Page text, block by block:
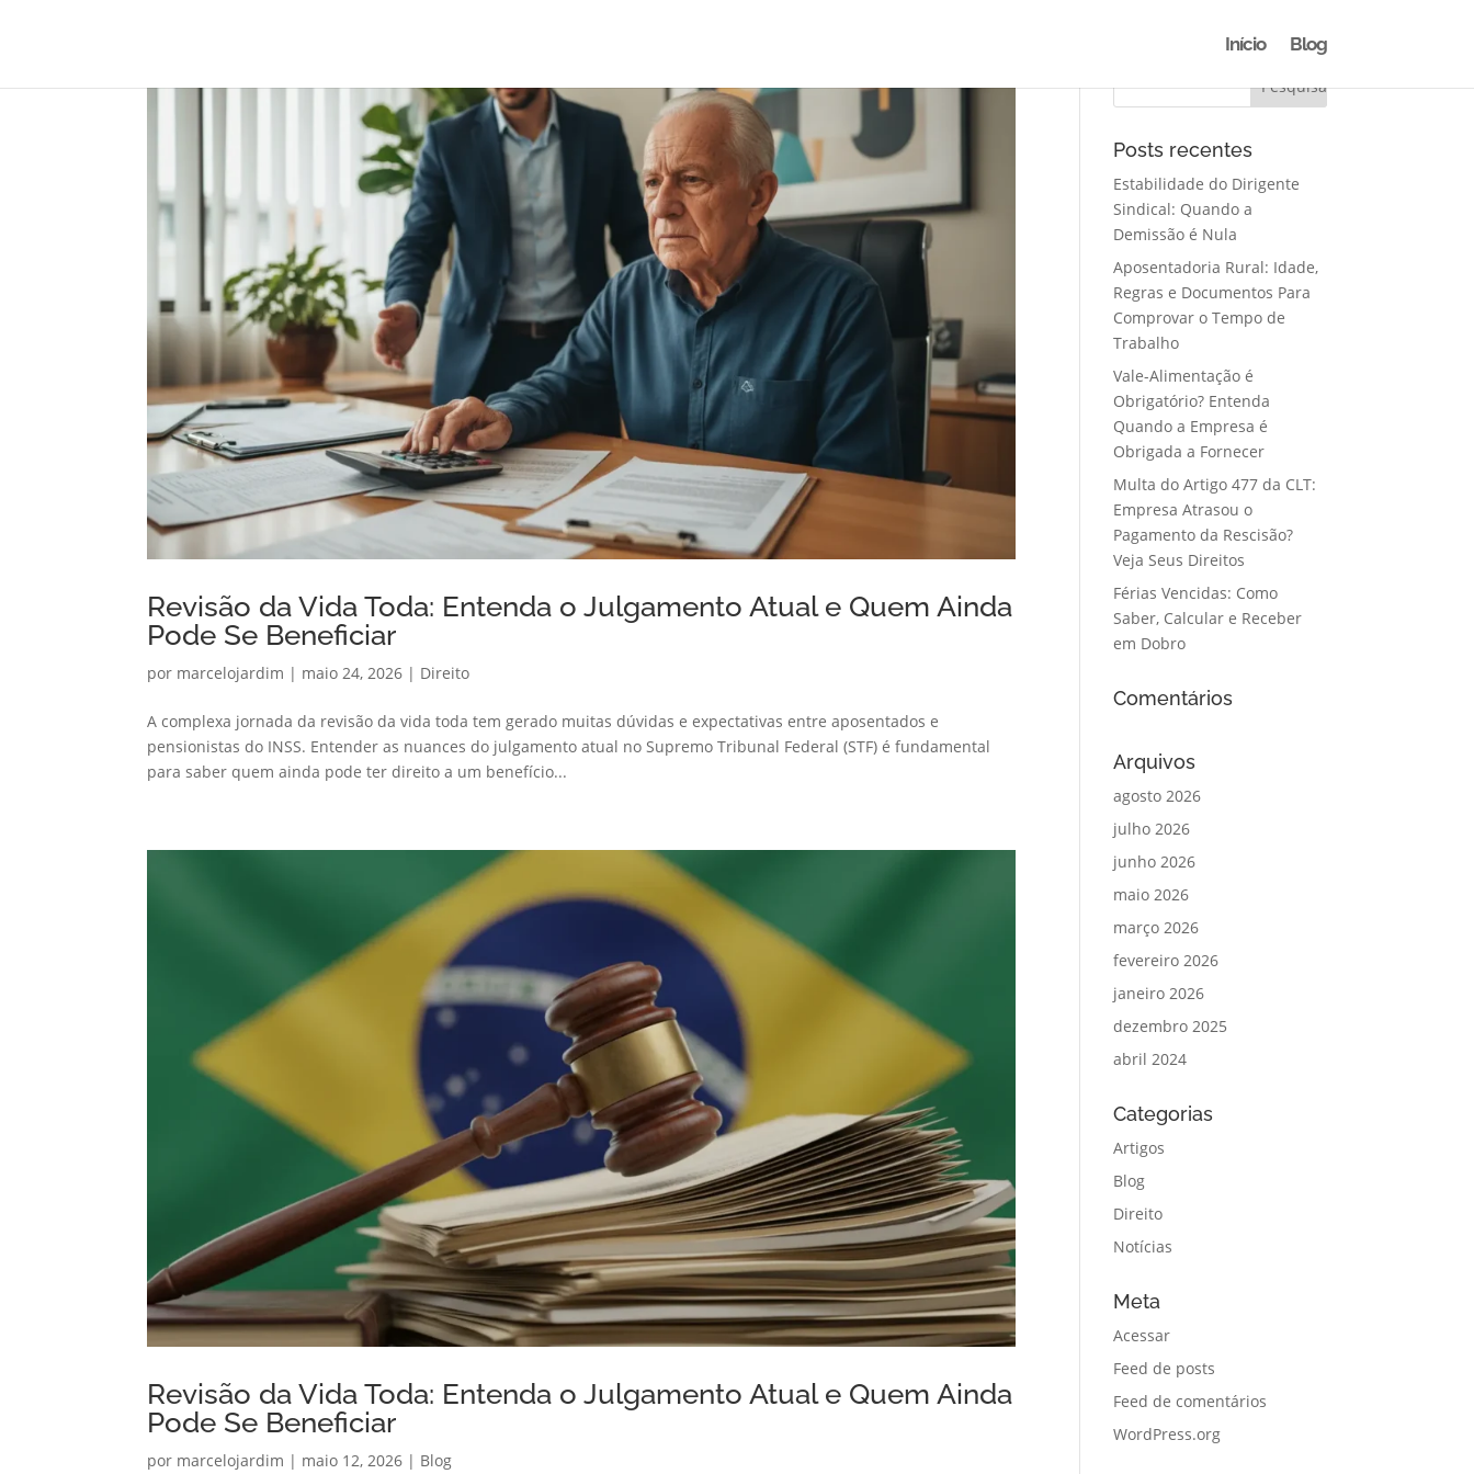
Início Blog
Revisão da Vida Toda: Entenda o Julgamento Atual e Quem Ainda
Pode Se Beneficiar
por marcelojardim | maio 24, 2026 | Direito
A complexa jornada da revisão da vida toda tem gerado muitas dúvidas e expectativas entre aposentados e
pensionistas do INSS. Entender as nuances do julgamento atual no Supremo Tribunal Federal (STF) é fundamental
para saber quem ainda pode ter direito a um benefício...
Revisão da Vida Toda: Entenda o Julgamento Atual e Quem Ainda
Pode Se Beneficiar
por marcelojardim | maio 12, 2026 | Blog
Posts recentes
Estabilidade do Dirigente
Sindical: Quando a
Demissão é Nula
Aposentadoria Rural: Idade,
Regras e Documentos Para
Comprovar o Tempo de
Trabalho
Vale-Alimentação é
Obrigatório? Entenda
Quando a Empresa é
Obrigada a Fornecer
Multa do Artigo 477 da CLT:
Empresa Atrasou o
Pagamento da Rescisão?
Veja Seus Direitos
Férias Vencidas: Como
Saber, Calcular e Receber
em Dobro
Comentários
Arquivos
agosto 2026
julho 2026
junho 2026
maio 2026
março 2026
fevereiro 2026
janeiro 2026
dezembro 2025
abril 2024
Categorias
Artigos
Blog
Direito
Notícias
Meta
Acessar
Feed de posts
Feed de comentários
WordPress.org